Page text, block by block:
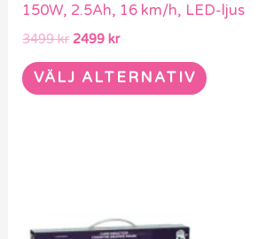
150W, 2.5Ah, 16 km/h, LED-ljus
3499kr 2499kr
VÄLJ ALTERNATIV
Det